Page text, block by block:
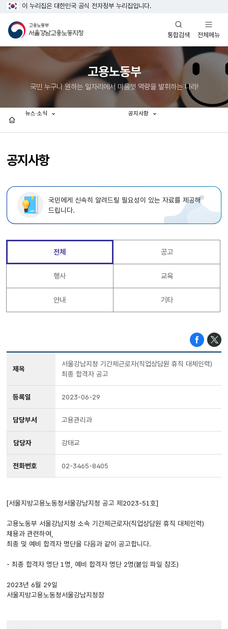
이 누리집은 대한민국 공식 전자정부 누리집입니다.
통합검색
열기
전체메뉴
열기
고용노동부
국민 누구나 원하는 일자리에서 마음껏 역량을 발휘하는 나라!
공지사항
뉴스·소식 공지사항
국민에게 신속히 알려드릴 필요성이 있는 자료를 제공해
드립니다.
전체 공고
행사 교육
안내 기타
제목
서울강남지청 기간제근로자(직업상담원 휴직 대체인력)
최종 합격자 공고
등록일 2023-06-29
담당부서 고용관리과
담당자 강태교
전화번호 02-3465-8405
[서울지방고용노동청서울강남지청 공고 제2023-51호]
고용노동부 서울강남지청 소속 기간제근로자(직업상담원 휴직 대체인력)
채용과 관련하여,
최종 및 예비 합격자 명단을 다음과 같이 공고합니다.
- 최종 합격자 명단 1명, 예비 합격자 명단 2명(붙임 파일 참조)
2023년 6월 29일
서울지방고용노동청서울강남지청장